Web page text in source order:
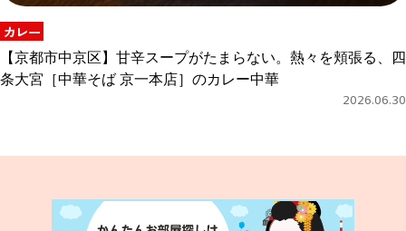
カレー
【京都市中京区】甘辛スープがたまらない。熱々を頬張る、四
条大宮［中華そば 京一本店］のカレー中華
2026.06.30